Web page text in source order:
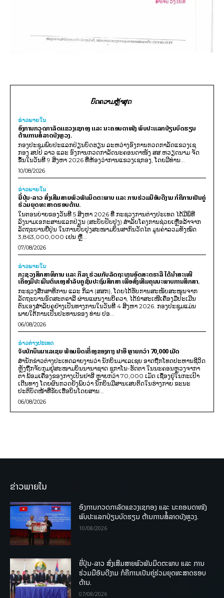
ບົດຄວາມຫຼ້າສຸດ
ຂ່າວພາຍ​ໃນ
ອົງການກວດກາລັດແຂວງເຊກອງ ແລະ ນະຄອນດາໜັງ ພົບປະແລກປ່ຽນບົດຮຽນ
ຕ້ານການສໍ້ລາດບັງຫຼວງ.
ກອງປະຊຸມພົບປະແລກປ່ຽນບົດຮຽນ ລະຫວ່າງອົງການກວດກາລັດແຂວງເຊ
ກອງ ສປປ ລາວ ແລະ ອົງການກວດກາລັດນະຄອນດາໜັງ ສສ ຫວຽດນາມ ຈັດ
ຂຶ້ນໃນວັນທີ 9 ສິງຫາ 2026 ທີ່ຫ້ອງວ່າການແຂວງເຊກອງ, ໂດຍມີທ່ານ...
10/08/2026
ຂ່າວພາຍ​ໃນ
ຍີ່ປຸ່ນ-ລາວ ສົ່ງເສີມສາຍພົວພັນມິດຕະພາບ ແລະ ການຮ່ວມມືອັນດີງາມ ກໍຄືການເປັນຄູ່
ຮ່ວມຍຸດທະສາດຮອບດ້ານ.
ໃນຕອນບ່າຍຂອງວັນທີ 5 ສິງຫາ 2026 ທີ່ ກະຊວງການຕ່າງປະເທດ ໄດ້ມີພິທີ
ລົງນາມເອກະສານແລກປ່ຽນ (ສະບັບປັບປຸງ) ສໍາລັບໂຄງການຊ່ວຍເຫຼືອລ້າຈາກ
ລັດຖະບານຍີ່ປຸ່ນ ໃນການປັບປຸງສະໜາມບິນສາກົນວັດໄຕ ມູນຄ່າລວມທັງໝົດ
3,863,000,000 ເຢນ ຫຼື...
07/08/2026
ຂ່າວພາຍ​ໃນ
ກະຊວງສຶກສາທິການ ແລະ ກິລາ ຮ່ວມກັບລັດຖະບານອົດສະຕຣາລີ ໄດ້ນຳສະເໜີ
ເຄື່ອງມືປະເມີນຕົນເອງສຳລັບຄູຊັ້ນປະຖົມສຶກສາ ເພື່ອສົ່ງເສີມຄຸນນະພາບການສຶກສາ.
ກະຊວງສຶກສາທິການ ແລະ ກິລາ (ສສກ), ໂດຍໄດ້ຮັບການສະໜັບສະໜູນຈາກ
ລັດຖະບານອົດສະຕຣາລີ ຜ່ານແຜນງານບີຄວາ, ໄດ້ນຳສະເໜີເຄື່ອງມືປະເມີນ
ຕົນເອງສຳລັບຄູຢ່າງເປັນທາງການໃນວັນທີ 4 ສິງຫາ 2026. ກອງປະຊຸມແມ່ນ
ພາຍໃຕ້ການເປັນປະທານຂອງ ທ່ານ ປອ...
06/08/2026
ຂ່າວຕ່າງປະເທດ
ຈັບນັກບິນມາເລເຊຍ ພ້ອມຍຶດເຄື່ອງຂອງກາງ ຢາອີ ຫຼາຍກວ່າ 70,000 ເມັດ
ສຳນັກຂ່າວຕ່າງປະເທດລາຍງານວ່າ ນັກບິນມາເລເຊຍ ອາດຖືກໂທດປະຫານຊີວິດ
ຫຼັງຖືກຈັບກຸມຢູ່ສະໜາມບິນນານາຊາດ ຊູກາໂນ-ຮັດຕາ ໃນນະຄອນຫຼວງຈາກາ
ຕາ ພ້ອມເຄື່ອງຂອງກາງເປັນຢາອີ ຫຼາຍກວ່າ 70,000 ເມັດ ເຊື່ອງຢູ່ໃນກະເປົາ
ເດີນທາງ ໂດຍຜົນກວດຍັງພົບວ່າ ນັກບິນມີສານເສບຕິດໃນຮ່າງກາຍ ຂະນະ
ປະຕິບັດໜ້າທີ່ຂັບເຮືອບິນໂດຍສານ...
06/08/2026
ຂ່າວພາຍໃນ
ອົງການກວດກາລັດແຂວງເຊກອງ ແລະ ນະຄອນດາໜັງ
ພົບປະແລກປ່ຽນບົດຮຽນ ຕ້ານການສໍ້ລາດບັງຫຼວງ.
10/08/2026
ຍີ່ປຸ່ນ-ລາວ ສົ່ງເສີມສາຍພົວພັນມິດຕະພາບ ແລະ ການ
ຮ່ວມມືອັນດີງາມ ກໍຄືການເປັນຄູ່ຮ່ວມຍຸດທະສາດຮອບ
ດ້ານ.
07/08/2026